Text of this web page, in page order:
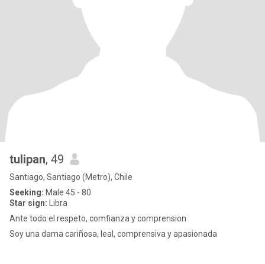
tulipan, 49
Santiago, Santiago (Metro), Chile
Seeking: Male 45 - 80
Star sign: Libra
Ante todo el respeto, comfianza y comprension
Soy una dama cariñosa, leal, comprensiva y apasionada